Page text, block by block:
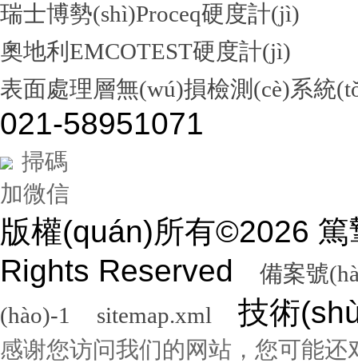
瑞士博勢(shì)Proceq硬度計(jì)
奧地利EMCOTEST硬度計(jì)
表面處理層無(wú)損檢測(cè)系統
021-58951071
掃碼
加微信
版權(quán)所有©2026
Rights Reserved
備案號
(hào)-1
sitemap.xml 技術
感谢您访问我们的网站，您可能还